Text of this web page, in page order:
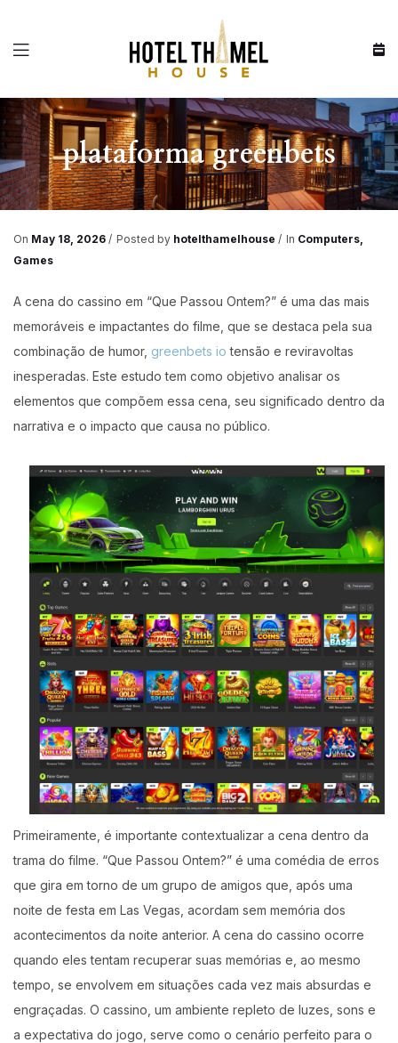
Menu
plataforma greenbets
On May 18, 2026 Posted by hotelthamelhouse In Computers,
Games
A cena do cassino em “Que Passou Ontem?” é uma das mais
memoráveis e impactantes do filme, que se destaca pela sua
combinação de humor, greenbets io tensão e reviravoltas
inesperadas. Este estudo tem como objetivo analisar os
elementos que compõem essa cena, seu significado dentro da
narrativa e o impacto que causa no público.
Primeiramente, é importante contextualizar a cena dentro da
trama do filme. “Que Passou Ontem?” é uma comédia de erros
que gira em torno de um grupo de amigos que, após uma
noite de festa em Las Vegas, acordam sem memória dos
acontecimentos da noite anterior. A cena do cassino ocorre
quando eles tentam recuperar suas memórias e, ao mesmo
tempo, se envolvem em situações cada vez mais absurdas e
engraçadas. O cassino, um ambiente repleto de luzes, sons e
a expectativa do jogo, serve como o cenário perfeito para o